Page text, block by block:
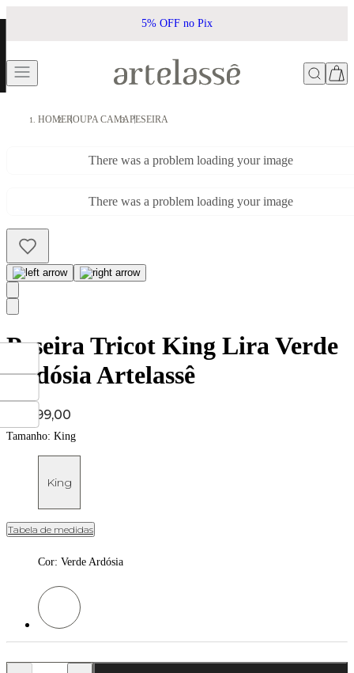
5% OFF no Pix
HOMEROUPA CAMAPESEIRA
There was a problem loading your image
There was a problem loading your image
Peseira Tricot King Lira Verde
Ardósia Artelassê
Price:
R$ 899,00
Tamanho: King
King
Tabela de medidas
Cor: Verde Ardósia
Cor: Verde Ardósia